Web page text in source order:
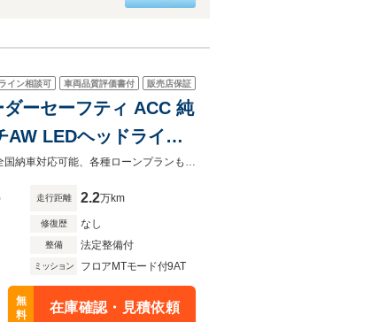
イン相談可 車両品質評価書付 販売店保証
ーセーフティ ACC 純
LEDヘッドライト
クリアランスソナ 「カーセンサーを見て電話しました」とお伝え下さい。ご不明点等はご連絡下さい。全国納車対応可能、各種ローンプランもご用意しております。
走行距離 2.2万km
修復歴 なし
整備 法定整備付
ミッション フロアMTモード付9AT
無
料
在庫確認・見積依頼